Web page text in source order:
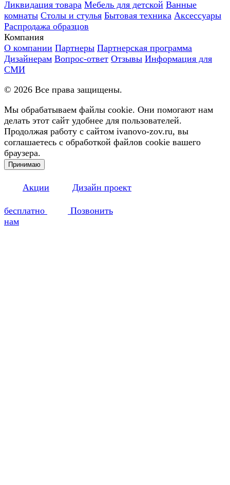
Ликвидация товара Мебель для детской Ванные
комнаты Столы и стулья Бытовая техника Аксессуары
Распродажа образцов
Компания
О компании Партнеры Партнерская программа
Дизайнерам Вопрос-ответ Отзывы Информация для
СМИ
© 2026 Все права защищены.
Мы обрабатываем файлы cookie. Они помогают нам
делать этот сайт удобнее для пользователей.
Продолжая работу с сайтом ivanovo-zov.ru, вы
соглашаетесь с обработкой файлов cookie вашего
браузера.
Принимаю
Акции Дизайн проект
бесплатно
Позвонить
нам